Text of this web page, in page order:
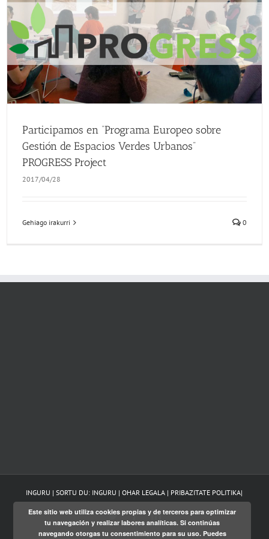
Participamos en “Programa Europeo sobre
Gestión de Espacios Verdes Urbanos”
PROGRESS Project
2017/04/28
Gehiago irakurri 0
INGURU | SORTU DU: INGURU |OHAR LEGALA | PRIBAZITATE POLITIKA|
TwitterFacebookLinkedIn
Este sitio web utiliza cookies propias y de terceros para optimizar
tu navegación y realizar labores analíticas. Si continúas
navegando otorgas tu consentimiento para su uso. Puedes